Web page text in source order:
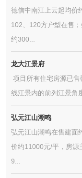
德信中南江上云起均价
102、120方户型在售
约300...
龙大江景府
项目所有住宅房源已
线江景内的前列江景角
弘元江山潮鸣
弘元江山潮鸣在售建面
价约11000元/平，房源
9...